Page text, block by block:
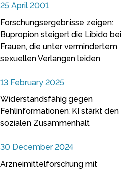
25 April 2001
Forschungsergebnisse zeigen:
Bupropion steigert die Libido bei
Frauen, die unter vermindertem
sexuellen Verlangen leiden
13 February 2025
Widerstandsfähig gegen
Fehlinformationen: KI stärkt den
sozialen Zusammenhalt
30 December 2024
Arzneimittelforschung mit